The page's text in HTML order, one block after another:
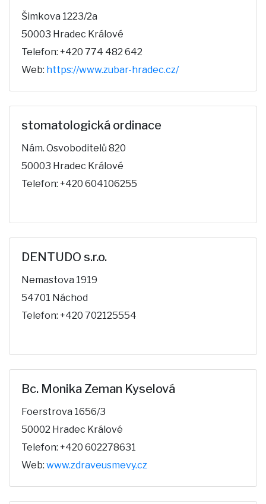
Šimkova 1223/2a
50003 Hradec Králové
Telefon: +420 774 482 642
Web: https://www.zubar-hradec.cz/
stomatologická ordinace
Nám. Osvoboditelů 820
50003 Hradec Králové
Telefon: +420 604106255
DENTUDO s.r.o.
Nemastova 1919
54701 Náchod
Telefon: +420 702125554
Bc. Monika Zeman Kyselová
Foerstrova 1656/3
50002 Hradec Králové
Telefon: +420 602278631
Web: www.zdraveusmevy.cz